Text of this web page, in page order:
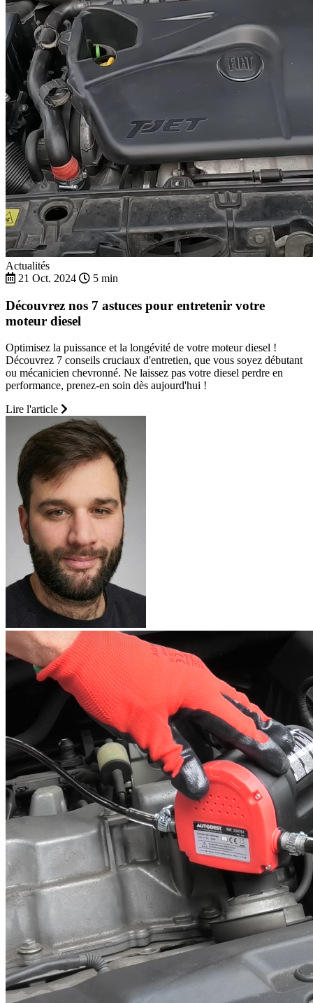
Actualités
21 Oct. 2024
5 min
Découvrez nos 7 astuces pour entretenir votre
moteur diesel
Optimisez la puissance et la longévité de votre moteur diesel !
Découvrez 7 conseils cruciaux d'entretien, que vous soyez débutant
ou mécanicien chevronné. Ne laissez pas votre diesel perdre en
performance, prenez-en soin dès aujourd'hui !
Lire l'article